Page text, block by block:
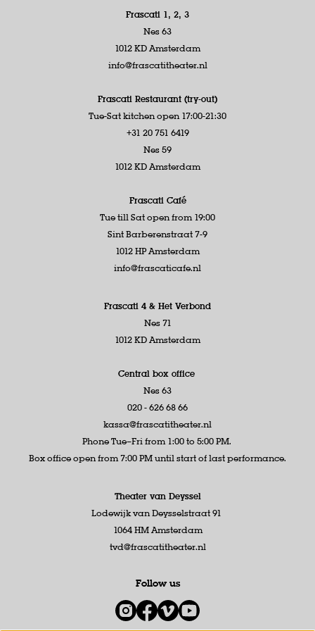
Frascati 1, 2, 3
Nes 63
1012 KD Amsterdam
info@frascatitheater.nl
Frascati Restaurant (try-out)
Tue-Sat kitchen open 17:00-21:30
+31 20 751 6419
Nes 59
1012 KD Amsterdam
Frascati Café
Tue till Sat open from 19:00
Sint Barberenstraat 7-9
1012 HP Amsterdam
info@frascaticafe.nl
Frascati 4 & Het Verbond
Nes 71
1012 KD Amsterdam
Central box office
Nes 63
020 - 626 68 66
kassa@frascatitheater.nl
Phone Tue–Fri from 1:00 to 5:00 PM.
Box office open from 7:00 PM until start of last performance.
Theater van Deyssel
Lodewijk van Deysselstraat 91
1064 HM Amsterdam
tvd@frascatitheater.nl
Follow us